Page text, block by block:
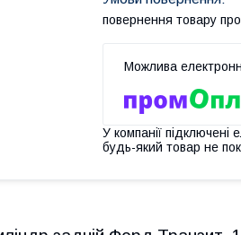
повернення товару
У компанії підключені
будь-який товар не